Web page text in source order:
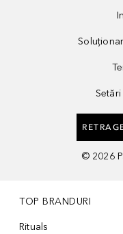
© 2026
TOP BRANDURI
Rituals